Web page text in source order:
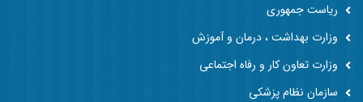
ریاست جمهوری
وزارت بهداشت ، درمان و آموزش
وزارت تعاون کار و رفاه اجتماعی
سازمان نظام پزشکی